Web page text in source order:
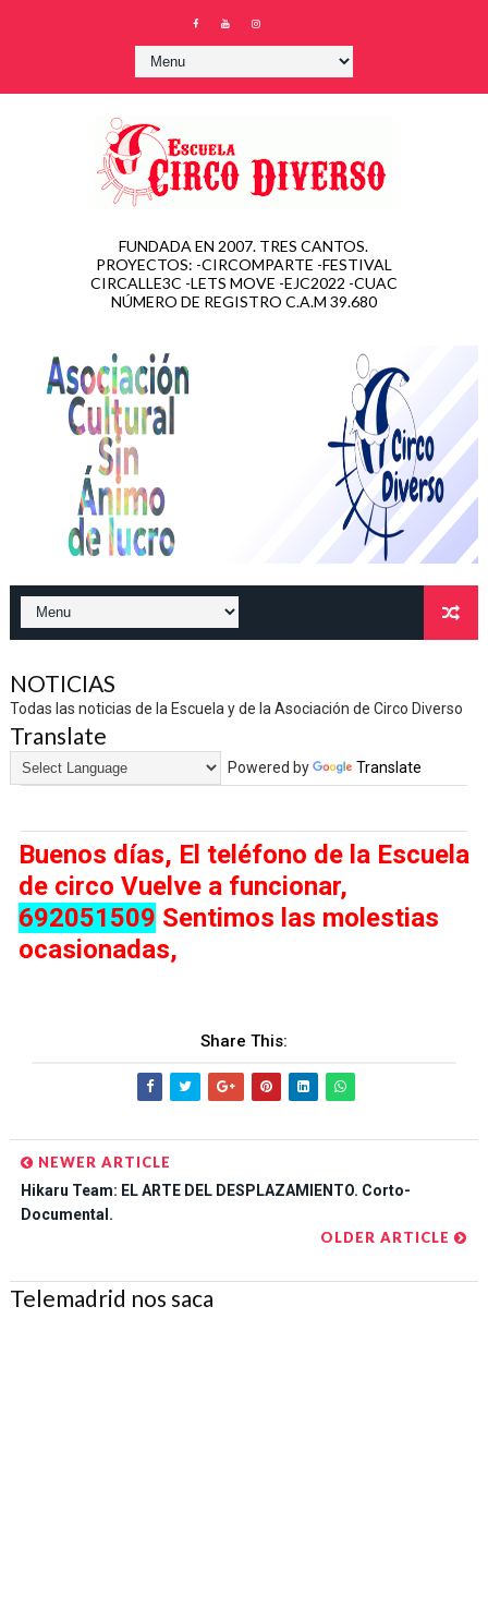
FUNDADA EN 2007. TRES CANTOS.
PROYECTOS: -CIRCOMPARTE -FESTIVAL
CIRCALLE3C -LETS MOVE -EJC2022 -CUAC
NÚMERO DE REGISTRO C.A.M 39.680
NOTICIAS
Todas las noticias de la Escuela y de la Asociación de Circo Diverso
Translate
Powered by Translate
Buenos días, El teléfono de la Escuela
de circo Vuelve a funcionar,
692051509 Sentimos las molestias
ocasionadas,
Share This:
NEWER ARTICLE
Hikaru Team: EL ARTE DEL DESPLAZAMIENTO. Corto-
Documental.
OLDER ARTICLE
Telemadrid nos saca